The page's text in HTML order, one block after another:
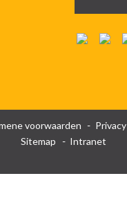
voorwaarden
Sitemap
Intranet